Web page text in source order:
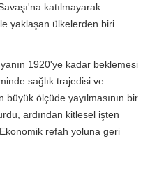
katılmayarak
yaklaşan ülkelerden biri
1920'ye kadar beklemesi
sağlık trajedisi ve
ölçüde yayılmasının bir
ardından kitlesel işten
refah yoluna geri